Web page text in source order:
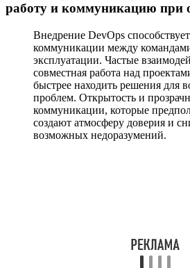
работу и коммуникацию при
Внедрение DevOps
коммуникации между
эксплуатации. Частые
совместная работа над
быстрее находить решения для
проблем. Открытость и
коммуникации, которые
создают атмосферу доверия и
возможных недоразумений.